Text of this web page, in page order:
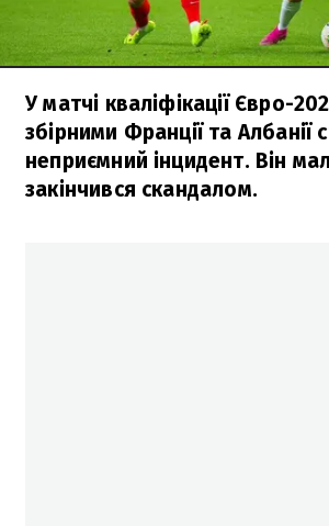
У матчі кваліфікації Євро-
збірними Франції та Албанії
неприємний інцидент. Він
закінчився скандалом.